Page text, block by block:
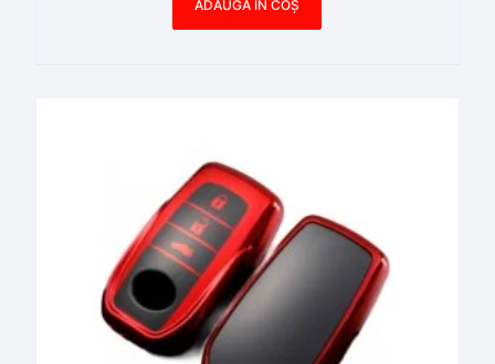
ADAUGĂ ÎN COȘ